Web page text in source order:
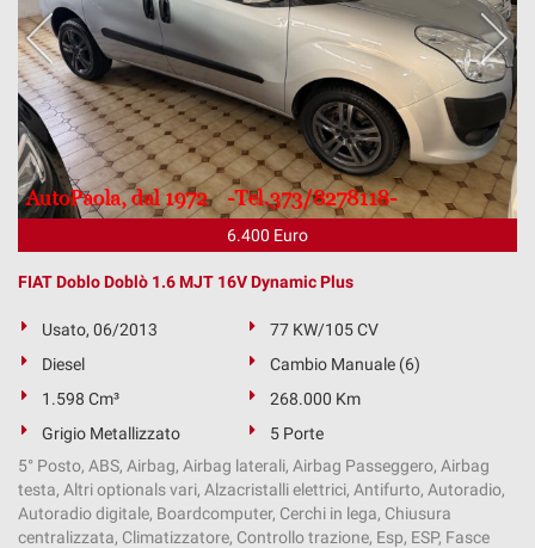
6.400 Euro
FIAT Doblo Doblò 1.6 MJT 16V Dynamic Plus
Usato, 06/2013
77 KW/105 CV
Diesel
Cambio Manuale (6)
1.598 Cm³
268.000 Km
Grigio Metallizzato
5 Porte
5° Posto, ABS, Airbag, Airbag laterali, Airbag Passeggero, Airbag
testa, Altri optionals vari, Alzacristalli elettrici, Antifurto, Autoradio,
Autoradio digitale, Boardcomputer, Cerchi in lega, Chiusura
centralizzata, Climatizzatore, Controllo trazione, Esp, ESP, Fasce